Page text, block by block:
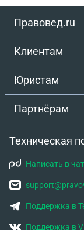
Правовед.ru
Клиентам
Юристам
Партнёрам
Техническая
Написать в
Поддержка в
Поддержка в